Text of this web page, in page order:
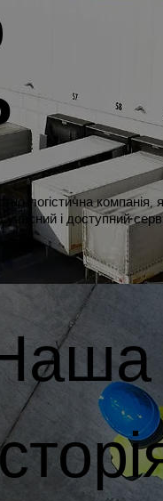
логістична компанія,
і доступний